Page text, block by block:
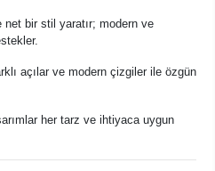
net bir stil yaratır; modern ve
açılar ve modern çizgiler ile özgün
her tarz ve ihtiyaca uygun